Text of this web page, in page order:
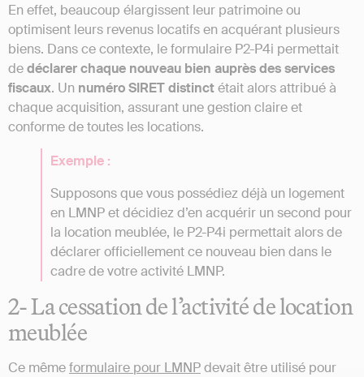
En effet, beaucoup élargissent leur patrimoine ou
optimisent leurs revenus locatifs en acquérant plusieurs
biens. Dans ce contexte, le formulaire P2-P4i permettait
dedéclarer chaque nouveau bien auprès des services
fiscaux. Un numéro SIRET distinctétait alors attribué à
chaque acquisition, assurant une gestion claire et
conforme de toutes les locations.
Exemple :
Supposons que vous possédiez déjà un logement
en LMNP et décidiez d’en acquérir un second pour
la location meublée, le P2-P4i permettait alors de
déclarer officiellement ce nouveau bien dans le
cadre de votre activité LMNP.
2- La cessation de l’activité de location
meublée
Ce mêmeformulaire pour LMNPdevait être utilisé pour